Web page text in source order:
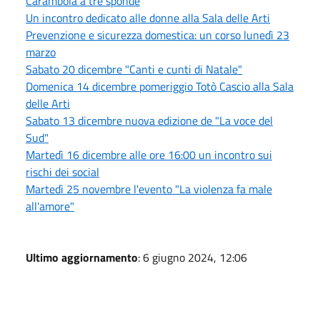
Un incontro dedicato alle donne alla Sala delle Arti
Prevenzione e sicurezza domestica: un corso lunedì 23
marzo
Sabato 20 dicembre "Canti e cunti di Natale"
Domenica 14 dicembre pomeriggio Totò Cascio alla Sala
delle Arti
Sabato 13 dicembre nuova edizione de "La voce del
Sud"
Martedì 16 dicembre alle ore 16:00 un incontro sui
rischi dei social
Martedì 25 novembre l'evento "La violenza fa male
all'amore"
Ultimo aggiornamento: 6 giugno 2024, 12:06